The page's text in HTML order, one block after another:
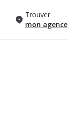
Trouver
mon agence